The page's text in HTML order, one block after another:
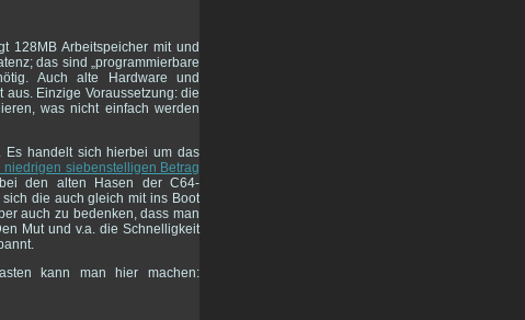
128MB Arbeitspeicher mit und
das sind „programmierbare
Auch alte Hardware und
Einzige Voraussetzung: die
was nicht einfach werden
Es handelt sich hierbei um das
siebenstelligen Betrag
den alten Hasen der C64-
die auch gleich mit ins Boot
auch zu bedenken, dass man
Mut und v.a. die Schnelligkeit
kann man hier machen: